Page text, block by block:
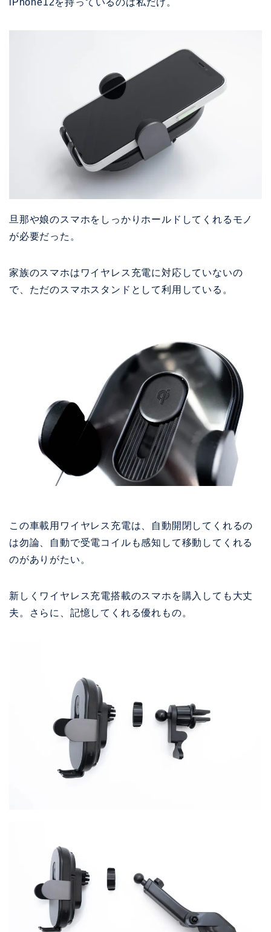
iPhone12を持っているのは私だけ。
旦那や娘のスマホをしっかりホールドしてくれるモノ
が必要だった。
家族のスマホはワイヤレス充電に対応していないの
で、ただのスマホスタンドとして利用している。
この車載用ワイヤレス充電は、自動開閉してくれるの
は勿論、自動で受電コイルも感知して移動してくれる
のがありがたい。
新しくワイヤレス充電搭載のスマホを購入しても大丈
夫。さらに、記憶してくれる優れもの。